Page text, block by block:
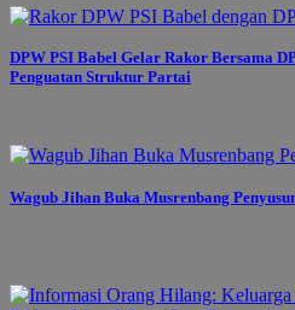
DPW PSI Babel Gelar Rakor Bersama
Penguatan Struktur Partai
Wagub Jihan Buka Musrenbang